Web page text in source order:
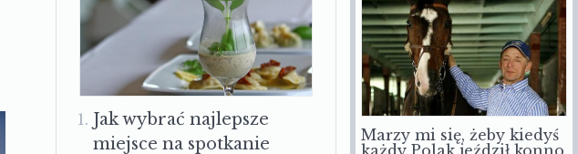
Jak wybrać najlepsze
Marzy mi się, żeby kiedyś